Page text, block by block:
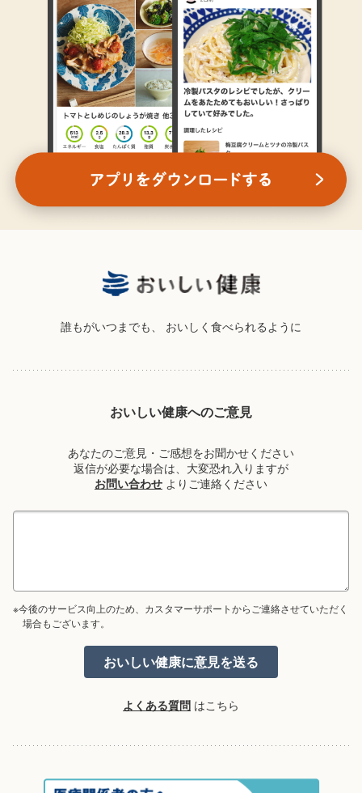
誰もがいつまでも、 おいしく食べられるように
おいしい健康へのご意見
あなたのご意見・ご感想をお聞かせください
返信が必要な場合は、大変恐れ入りますが
お問い合わせ よりご連絡ください
※今後のサービス向上のため、カスタマーサポートからご連絡させていただく
場合もございます。
よくある質問 はこちら